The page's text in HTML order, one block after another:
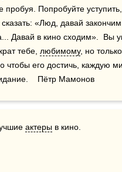
пробуя. Попробуйте
сказать: «Люд, давай
Давай в кино сходим».  Вы
тебе, любимому, но
чтобы его достичь, каждую
Пётр Мамонов
актеры в кино.